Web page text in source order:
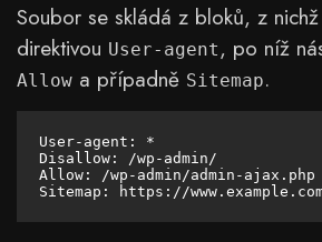
Soubor se skládá z bloků, z
direktivou User-agent , po níž
Allow a případně Sitemap.
User-agent: *
Disallow: /wp-admin/
Allow: /wp-admin/admin-ajax.php